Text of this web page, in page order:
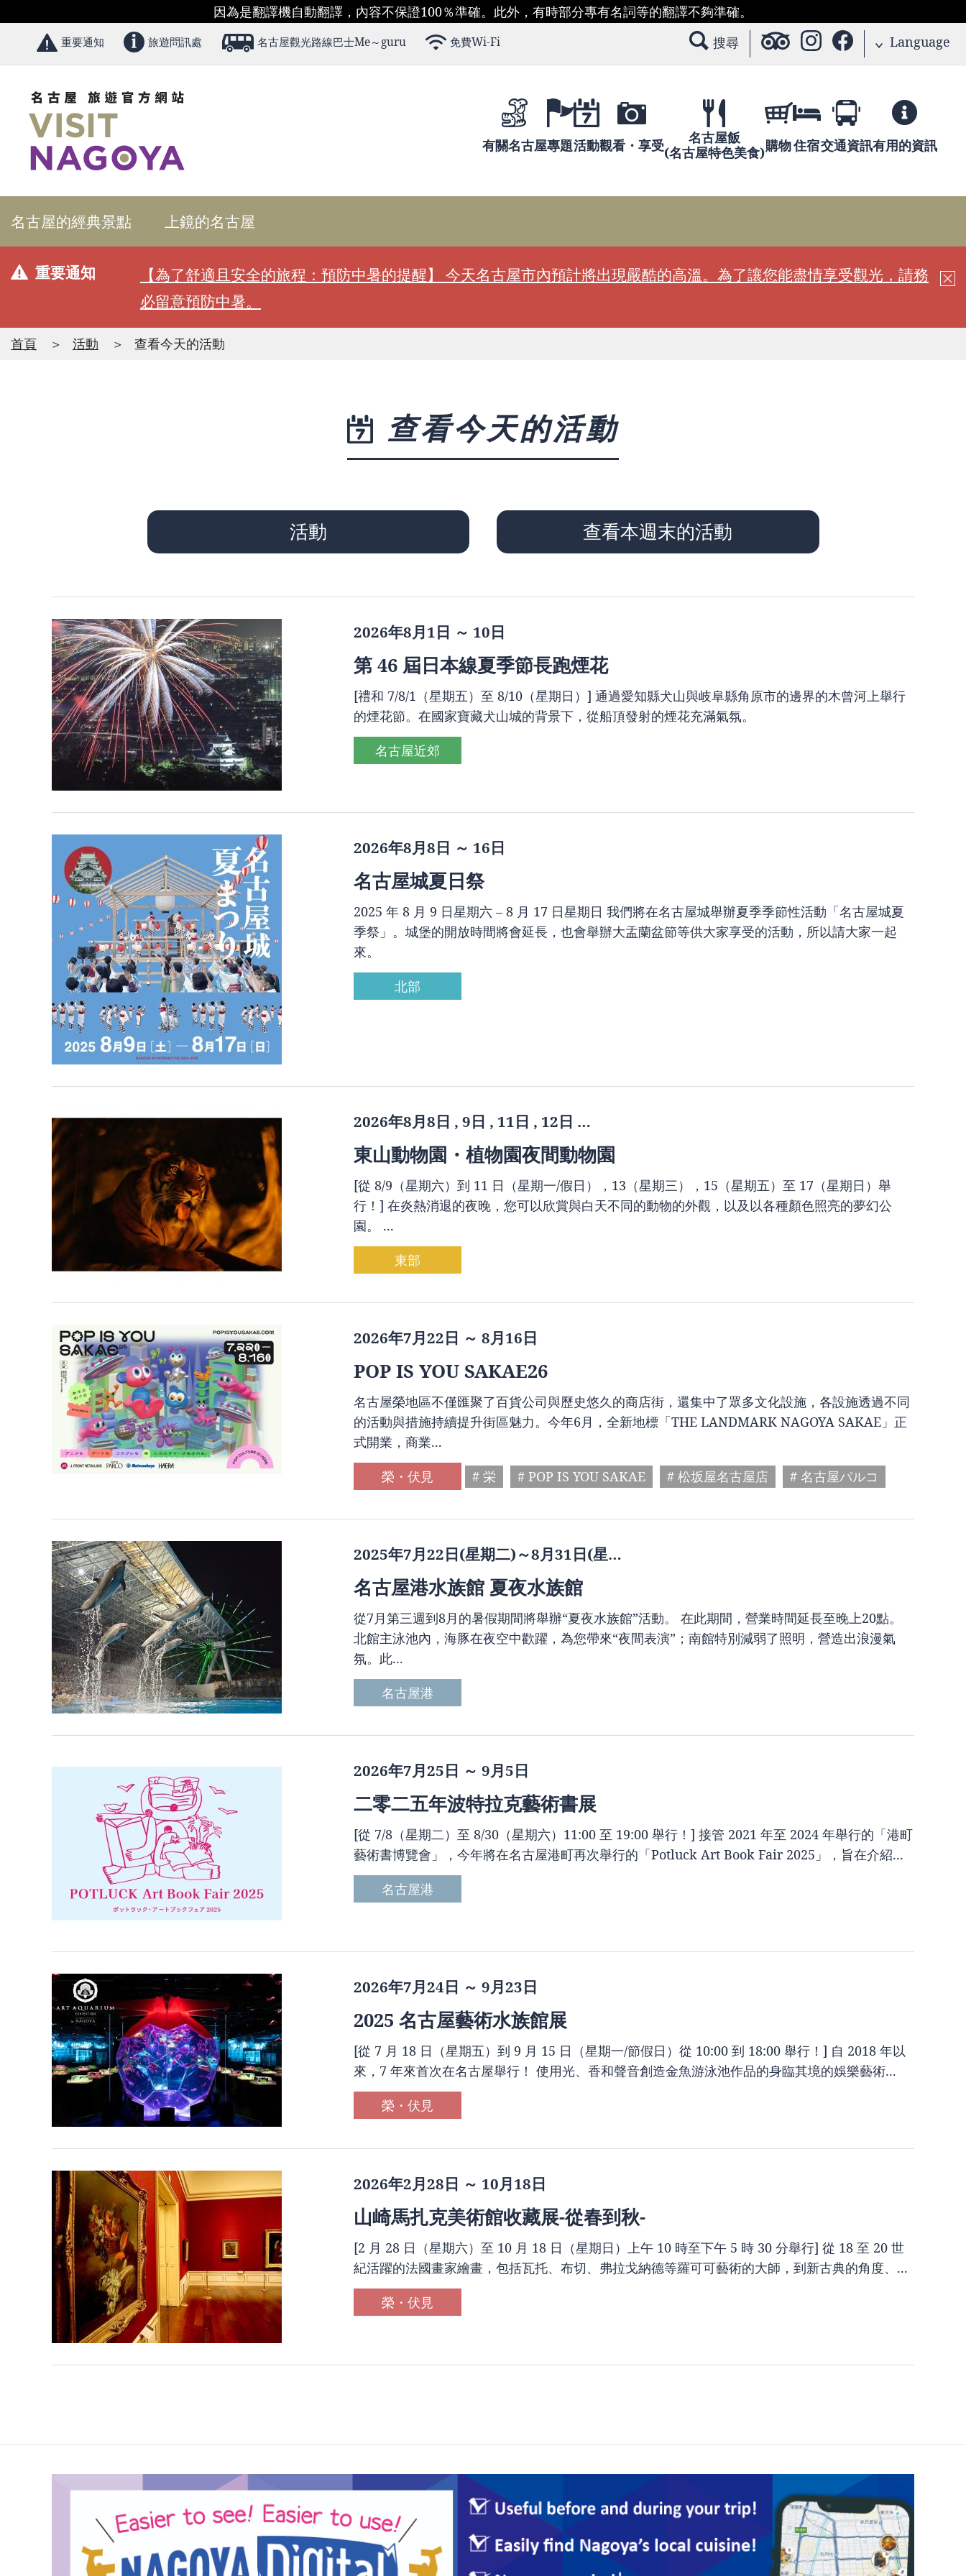
因為是翻譯機自動翻譯，內容不保證100％準確。此外，有時部分專有名詞等的翻譯不夠準確。
重要通知 旅遊問訊處 名古屋觀光路線巴士Me～guru 免費Wi-Fi 搜尋 Language
有關名古屋專題活動觀看・享受
名古屋飯
(名古屋特色美食)購物住宿交通資訊有用的資訊
名古屋的經典景點 上鏡的名古屋
重要通知
【為了舒適且安全的旅程：預防中暑的提醒】 今天名古屋市內預計將出現嚴酷的高溫。為了讓您能盡情享受觀光，請務
必留意預防中暑。
首頁 活動 查看今天的活動
查看今天的活動
活動 查看本週末的活動
2026年8月1日 ～ 10日
第 46 屆日本線夏季節長跑煙花
[禮和 7/8/1（星期五）至 8/10（星期日）] 通過愛知縣犬山與岐阜縣角原市的邊界的木曾河上舉行
的煙花節。在國家寶藏犬山城的背景下，從船頂發射的煙花充滿氣氛。
名古屋近郊
2026年8月8日 ～ 16日
名古屋城夏日祭
2025 年 8 月 9 日星期六 – 8 月 17 日星期日 我們將在名古屋城舉辦夏季季節性活動「名古屋城夏
季祭」。城堡的開放時間將會延長，也會舉辦大盂蘭盆節等供大家享受的活動，所以請大家一起
來。
北部
2026年8月8日 , 9日 , 11日 , 12日 …
東山動物園・植物園夜間動物園
[從 8/9（星期六）到 11 日（星期一/假日），13（星期三），15（星期五）至 17（星期日）舉
行！] 在炎熱消退的夜晚，您可以欣賞與白天不同的動物的外觀，以及以各種顏色照亮的夢幻公
園。 ...
東部
2026年7月22日 ～ 8月16日
POP IS YOU SAKAE26
名古屋榮地區不僅匯聚了百貨公司與歷史悠久的商店街，還集中了眾多文化設施，各設施透過不同
的活動與措施持續提升街區魅力。今年6月，全新地標「THE LANDMARK NAGOYA SAKAE」正
式開業，商業...
榮・伏見
# 栄 # POP IS YOU SAKAE # 松坂屋名古屋店 # 名古屋パルコ
2025年7月22日(星期二)～8月31日(星…
名古屋港水族館 夏夜水族館
從7月第三週到8月的暑假期間將舉辦“夏夜水族館”活動。 在此期間，營業時間延長至晚上20點。
北館主泳池內，海豚在夜空中歡躍，為您帶來“夜間表演”；南館特別減弱了照明，營造出浪漫氣
氛。此...
名古屋港
2026年7月25日 ～ 9月5日
二零二五年波特拉克藝術書展
[從 7/8（星期二）至 8/30（星期六）11:00 至 19:00 舉行！] 接管 2021 年至 2024 年舉行的「港町
藝術書博覽會」，今年將在名古屋港町再次舉行的「Potluck Art Book Fair 2025」，旨在介紹...
名古屋港
2026年7月24日 ～ 9月23日
2025 名古屋藝術水族館展
[從 7 月 18 日（星期五）到 9 月 15 日（星期一/節假日）從 10:00 到 18:00 舉行！] 自 2018 年以
來，7 年來首次在名古屋舉行！ 使用光、香和聲音創造金魚游泳池作品的身臨其境的娛樂藝術...
榮・伏見
2026年2月28日 ～ 10月18日
山崎馬扎克美術館收藏展-從春到秋-
[2 月 28 日（星期六）至 10 月 18 日（星期日）上午 10 時至下午 5 時 30 分舉行] 從 18 至 20 世
紀活躍的法國畫家繪畫，包括瓦托、布切、弗拉戈納德等羅可可藝術的大師，到新古典的角度、...
榮・伏見